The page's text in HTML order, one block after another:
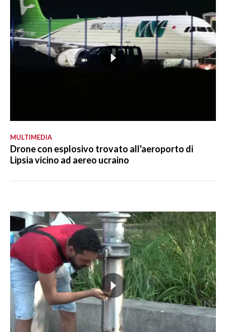
MULTIMEDIA
Drone con esplosivo trovato all'aeroporto di
Lipsia vicino ad aereo ucraino